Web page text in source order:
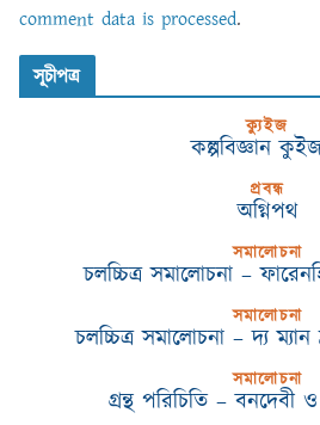
comment data is processed.
সূচীপত্র
ক্যুইজ
কল্পবিজ্ঞান
প্রবন্ধ
অগ্নিপথ
সমালোচনা
চলচ্চিত্র সমালোচনা –
সমালোচনা
চলচ্চিত্র সমালোচনা – দ্য
সমালোচনা
গ্রন্থ পরিচিতি – বনদেবী